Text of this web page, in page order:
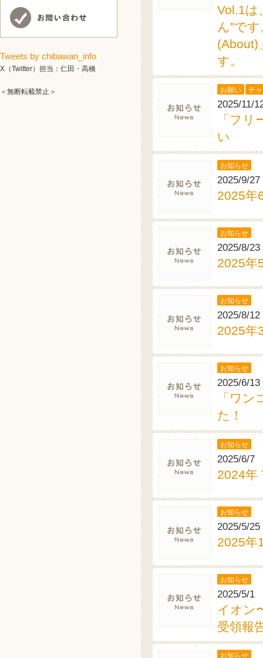
Vol.1は
ん”で
(About)
す。
お願い チ
2025/11/
「フ
い
お知らせ
2025/9/27
2025年
お知らせ
2025/8/23
2025年
お知らせ
2025/8/12
2025年
お知らせ
2025/6/13
「ワ
た！
お知らせ
2025/6/7
2024年
お知らせ
2025/5/25
2025年
お知らせ
2025/5/1
イオン
受領報
お知らせ
Tweets by chibawan_info
X（Twitter）担当：仁田・高橋
＜無断転載禁止＞